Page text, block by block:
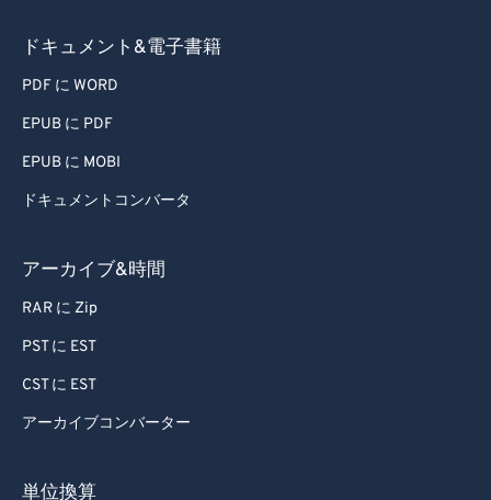
ドキュメント&電子書籍
PDF に WORD
EPUB に PDF
EPUB に MOBI
ドキュメントコンバータ
アーカイブ&時間
RAR に Zip
PST に EST
CST に EST
アーカイブコンバーター
単位換算